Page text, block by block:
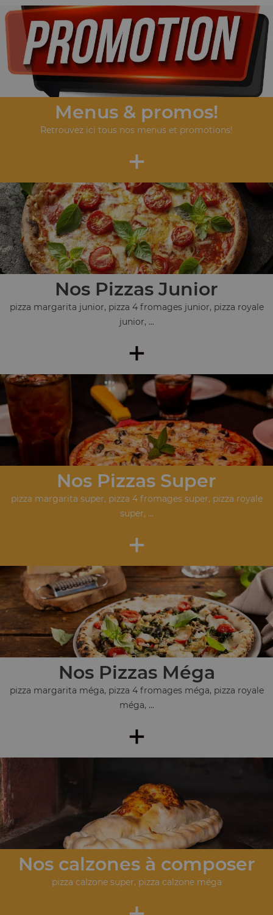
Menus & promos!
Retrouvez ici tous nos menus et promotions!
+
Nos Pizzas Junior
pizza margarita junior, pizza 4 fromages junior, pizza royale
junior, ...
+
Nos Pizzas Super
pizza margarita super, pizza 4 fromages super, pizza royale
super, ...
+
Nos Pizzas Méga
pizza margarita méga, pizza 4 fromages méga, pizza royale
méga, ...
+
Nos calzones à composer
pizza calzone super, pizza calzone méga